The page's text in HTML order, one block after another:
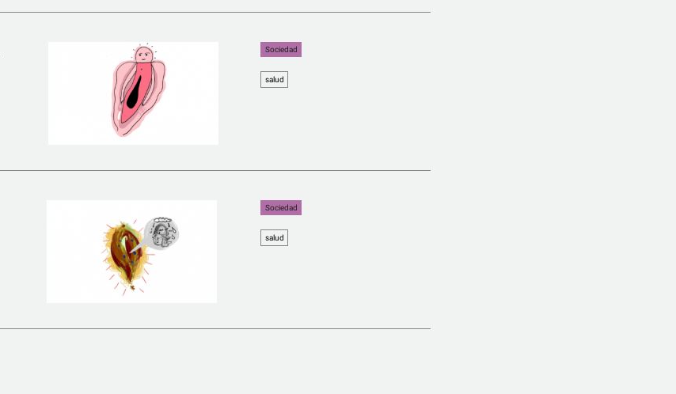
Sociedad
salud
Sociedad
salud